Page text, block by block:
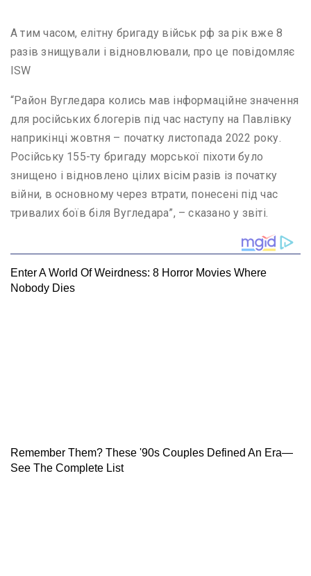
А тим часом, елітну бригаду військ рф за рік вже 8
разів знищували і відновлювали, про це повідомляє
ISW
“Район Вугледара колись мав інформаційне значення
для російських блогерів під час наступу на Павлівку
наприкінці жовтня – початку листопада 2022 року.
Російську 155-ту бригаду морської піхоти було
знищено і відновлено цілих вісім разів із початку
війни, в основному через втрати, понесені під час
тривалих боїв біля Вугледара”, – сказано у звіті.